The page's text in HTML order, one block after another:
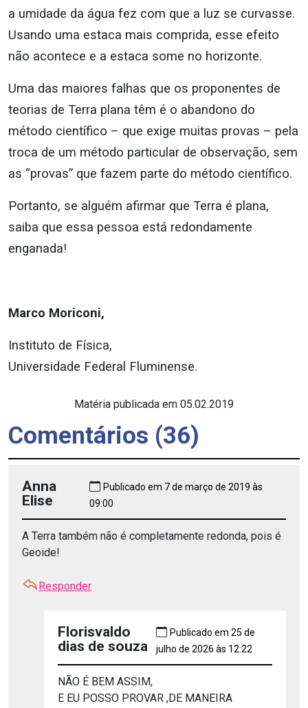
a umidade da água fez com que a luz se curvasse.
Usando uma estaca mais comprida, esse efeito
não acontece e a estaca some no horizonte.
Uma das maiores falhas que os proponentes de
teorias de Terra plana têm é o abandono do
método científico – que exige muitas provas – pela
troca de um método particular de observação, sem
as “provas” que fazem parte do método científico.
Portanto, se alguém afirmar que Terra é plana,
saiba que essa pessoa está redondamente
enganada!
Marco Moriconi,
Instituto de Física,
Universidade Federal Fluminense.
Matéria publicada em 05.02.2019
Comentários (36)
Anna
Elise
Publicado em 7 de março de 2019 às
09:00
A Terra também não é completamente redonda, pois é
Geoide!
Responder
Florisvaldo
dias de souza
Publicado em 25 de
julho de 2026 às 12:22
NÃO É BEM ASSIM,
E EU POSSO PROVAR ,DE MANEIRA